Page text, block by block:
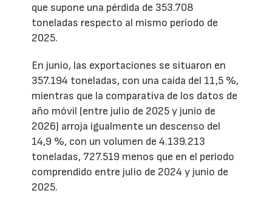
que supone una pérdida de 353.708
toneladas respecto al mismo período de
2025.
En junio, las exportaciones se situaron en
357.194 toneladas, con una caída del 11,5 %,
mientras que la comparativa de los datos de
año móvil (entre julio de 2025 y junio de
2026) arroja igualmente un descenso del
14,9 %, con un volumen de 4.139.213
toneladas, 727.519 menos que en el periodo
comprendido entre julio de 2024 y junio de
2025.